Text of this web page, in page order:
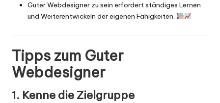
Guter Webdesigner zu sein erfordert ständiges Lernen
und Weiterentwickeln der eigenen Fähigkeiten.
Tipps zum Guter
Webdesigner
1. Kenne die Zielgruppe